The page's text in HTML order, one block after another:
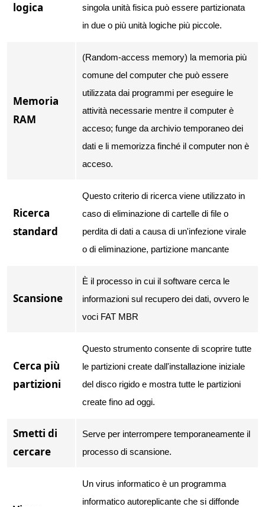
logica
singola unità fisica può essere partizionata
in due o più unità logiche più piccole.
Memoria
RAM
(Random-access memory) la memoria più
comune del computer che può essere
utilizzata dai programmi per eseguire le
attività necessarie mentre il computer è
acceso; funge da archivio temporaneo dei
dati e li memorizza finché il computer non è
acceso.
Ricerca
standard
Questo criterio di ricerca viene utilizzato in
caso di eliminazione di cartelle di file o
perdita di dati a causa di un'infezione virale
o di eliminazione, partizione mancante
Scansione
È il processo in cui il software cerca le
informazioni sul recupero dei dati, ovvero le
voci FAT MBR
Cerca più
partizioni
Questo strumento consente di scoprire tutte
le partizioni create dall'installazione iniziale
del disco rigido e mostra tutte le partizioni
create fino ad oggi.
Smetti di
cercare
Serve per interrompere temporaneamente il
processo di scansione.
Un virus informatico è un programma
informatico autoreplicante che si diffonde